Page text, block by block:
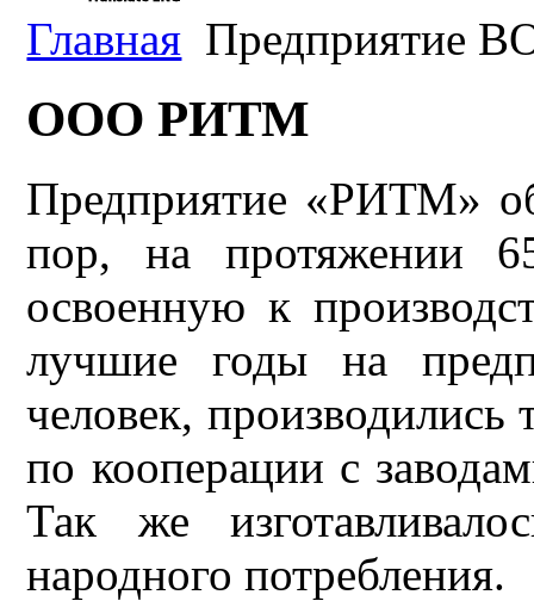
Главная Предприятие
ООО РИТМ
Предприятие «РИТМ»
пор, на протяжении
освоенную к
лучшие годы на
человек, производились
по кооперации с
Так же
народного потребления.